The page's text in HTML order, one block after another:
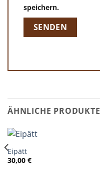
speichern.
ÄHNLICHE PRODUKTE
Eipätt
30,00 €